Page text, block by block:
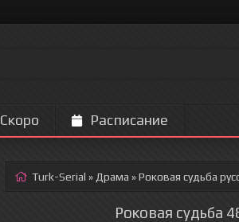
Скоро Расписание
Turk-Serial » Драма » Роковая судьба
Роковая судьба